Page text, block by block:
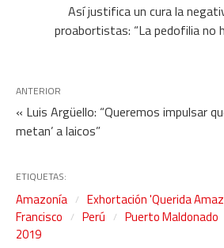
Así justifica un cura la
proabortistas: “La pedofilia no
ANTERIOR
« Luis Argüello: “Queremos impulsar
metan’ a laicos”
ETIQUETAS:
Amazonía Exhortación 'Querida
Francisco
Perú Puerto Maldonado
2019